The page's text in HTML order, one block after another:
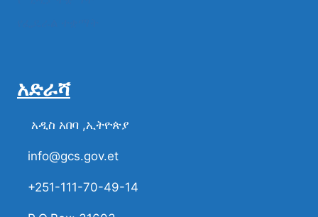
አድራሻ
አዲስ አበባ ,ኢትዮጵያ
info@gcs.gov.et
+251-111-70-49-14